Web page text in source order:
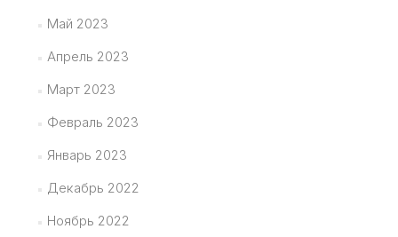
Май 2023
Апрель 2023
Март 2023
Февраль 2023
Январь 2023
Декабрь 2022
Ноябрь 2022